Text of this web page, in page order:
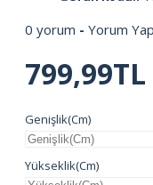
0 yorum - Yorum Yap
799,99TL
Genişlik(Cm)
Yükseklik(Cm)